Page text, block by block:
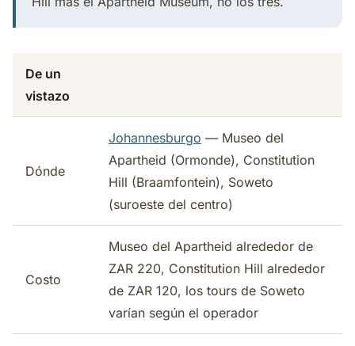
De un
vistazo
Dónde
Johannesburgo — Museo del
Apartheid (Ormonde), Constitution
Hill (Braamfontein), Soweto
(suroeste del centro)
Costo
Museo del Apartheid alrededor de
ZAR 220, Constitution Hill alrededor
de ZAR 120, los tours de Soweto
varían según el operador